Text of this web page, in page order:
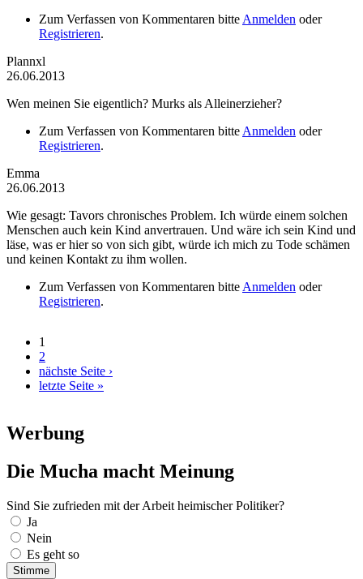
Zum Verfassen von Kommentaren bitte Anmelden oder
Registrieren.
Plannxl
26.06.2013
Wen meinen Sie eigentlich? Murks als Alleinerzieher?
Zum Verfassen von Kommentaren bitte Anmelden oder
Registrieren.
Emma
26.06.2013
Wie gesagt: Tavors chronisches Problem. Ich würde einem solchen
Menschen auch kein Kind anvertrauen. Und wäre ich sein Kind und
läse, was er hier so von sich gibt, würde ich mich zu Tode schämen
und keinen Kontakt zu ihm wollen.
Zum Verfassen von Kommentaren bitte Anmelden oder
Registrieren.
Seiten
1
2
nächste Seite ›
letzte Seite »
Werbung
Die Mucha macht Meinung
Sind Sie zufrieden mit der Arbeit heimischer Politiker?
Auswahlmöglichkeiten
Ja
Nein
Es geht so